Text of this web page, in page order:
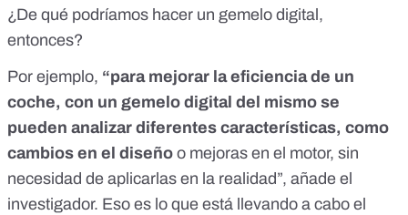
¿De qué podríamos hacer un gemelo digital,
entonces?
Por ejemplo, “para mejorar la eficiencia de un
coche, con un gemelo digital del mismo se
pueden analizar diferentes características, como
cambios en el diseño o mejoras en el motor, sin
necesidad de aplicarlas en la realidad”, añade el
investigador. Eso es lo que está llevando a cabo el